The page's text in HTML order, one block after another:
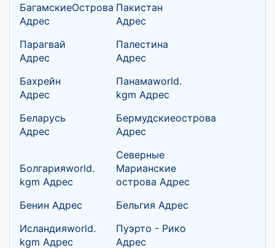
БагамскиеОстрова
Адрес
Пакистан
Адрес
Парагвай
Адрес
Палестина
Адрес
Бахрейн
Адрес
Панамаworld.
kgm Адрес
Беларусь
Адрес
Бермудскиеострова
Адрес
Болгарияworld.
kgm Адрес
Северные
Марианские
острова Адрес
Бенин Адрес
Бельгия Адрес
Исландияworld.
kgm Адрес
Пуэрто - Рико
Адрес